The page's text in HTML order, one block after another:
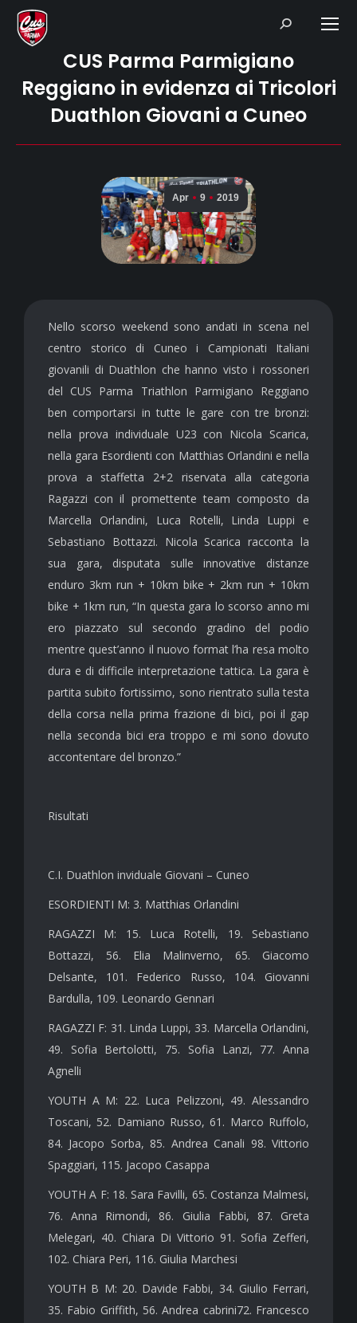
Search:
CUS Parma Parmigiano
Reggiano in evidenza ai Tricolori
Duathlon Giovani a Cuneo
Apr 9 2019
Nello scorso weekend sono andati in scena nel
centro storico di Cuneo i Campionati Italiani
giovanili di Duathlon che hanno visto i rossoneri
del CUS Parma Triathlon Parmigiano Reggiano
ben comportarsi in tutte le gare con tre bronzi:
nella prova individuale U23 con Nicola Scarica,
nella gara Esordienti con Matthias Orlandini e nella
prova a staffetta 2+2 riservata alla categoria
Ragazzi con il promettente team composto da
Marcella Orlandini, Luca Rotelli, Linda Luppi e
Sebastiano Bottazzi. Nicola Scarica racconta la
sua gara, disputata sulle innovative distanze
enduro 3km run + 10km bike + 2km run + 10km
bike + 1km run, “In questa gara lo scorso anno mi
ero piazzato sul secondo gradino del podio
mentre quest’anno il nuovo format l’ha resa molto
dura e di difficile interpretazione tattica. La gara è
partita subito fortissimo, sono rientrato sulla testa
della corsa nella prima frazione di bici, poi il gap
nella seconda bici era troppo e mi sono dovuto
accontentare del bronzo.”
Risultati
C.I. Duathlon inviduale Giovani – Cuneo
ESORDIENTI M: 3. Matthias Orlandini
RAGAZZI M: 15. Luca Rotelli, 19. Sebastiano
Bottazzi, 56. Elia Malinverno, 65. Giacomo
Delsante, 101. Federico Russo, 104. Giovanni
Bardulla, 109. Leonardo Gennari
RAGAZZI F: 31. Linda Luppi, 33. Marcella Orlandini,
49. Sofia Bertolotti, 75. Sofia Lanzi, 77. Anna
Agnelli
YOUTH A M: 22. Luca Pelizzoni, 49. Alessandro
Toscani, 52. Damiano Russo, 61. Marco Ruffolo,
84. Jacopo Sorba, 85. Andrea Canali 98. Vittorio
Spaggiari, 115. Jacopo Casappa
YOUTH A F: 18. Sara Favilli, 65. Costanza Malmesi,
76. Anna Rimondi, 86. Giulia Fabbi, 87. Greta
Melegari, 40. Chiara Di Vittorio 91. Sofia Zefferi,
102. Chiara Peri, 116. Giulia Marchesi
YOUTH B M: 20. Davide Fabbi, 34. Giulio Ferrari,
35. Fabio Griffith, 56. Andrea cabrini72. Francesco